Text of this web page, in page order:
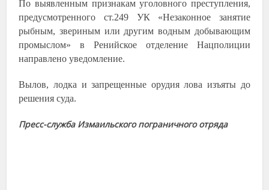
По выявленным признакам уголовного преступления,
предусмотренного ст.249 УК «Незаконное занятие
рыбным, звериным или другим водным добывающим
промыслом» в Ренийское отделение Нацполиции
направлено уведомление.
Вылов, лодка и запрещенные орудия лова изъяты до
решения суда.
Пресс-служба Измаильского пограничного отряда